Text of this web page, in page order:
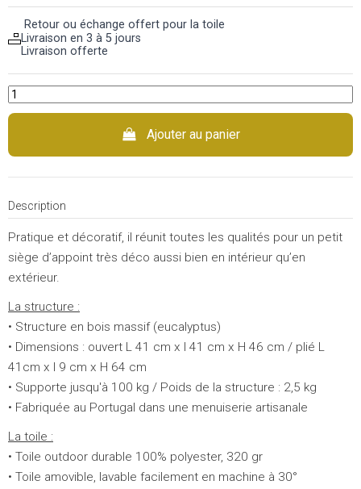
Retour ou échange offert pour la toile
Livraison en 3 à 5 jours
Livraison offerte
Ajouter au panier
Description
Pratique et décoratif, il réunit toutes les qualités pour un petit
siège d’appoint très déco aussi bien en intérieur qu’en
extérieur.
La structure :
• Structure en bois massif (eucalyptus)
• Dimensions : ouvert L 41 cm x l 41 cm x H 46 cm / plié L
41cm x l 9 cm x H 64 cm
• Supporte jusqu'à 100 kg / Poids de la structure : 2,5 kg
• Fabriquée au Portugal dans une menuiserie artisanale
La toile :
• Toile outdoor durable 100% polyester, 320 gr
• Toile amovible, lavable facilement en machine à 30°